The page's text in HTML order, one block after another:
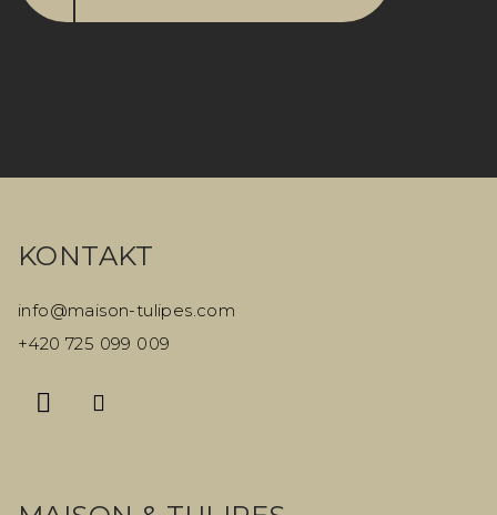
KONTAKT
info@maison-tulipes.com
+420 725 099 009